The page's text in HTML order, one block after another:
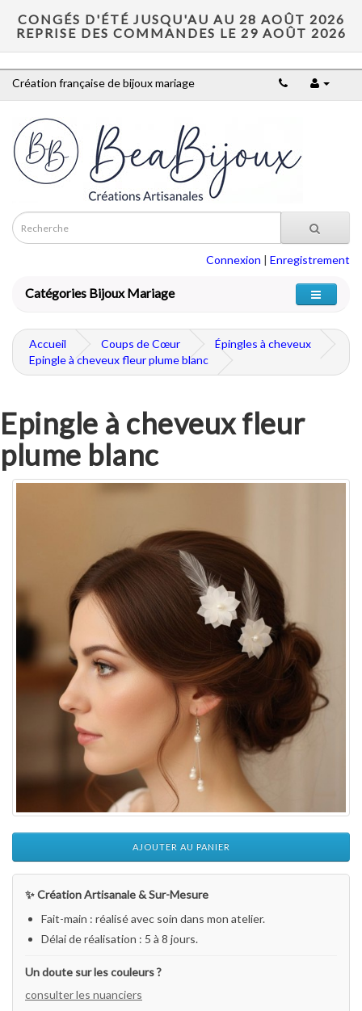
CONGÉS D'ÉTÉ JUSQU'AU AU 28 AOÛT 2026
REPRISE DES COMMANDES LE 29 AOÛT 2026
Création française de bijoux mariage
Connexion | Enregistrement
Catégories Bijoux Mariage
Accueil Coups de Cœur
Épingles à cheveux
Epingle à cheveux fleur plume blanc
Epingle à cheveux fleur
plume blanc
AJOUTER AU PANIER
✨ Création Artisanale & Sur-Mesure
Fait-main : réalisé avec soin dans mon atelier.
Délai de réalisation : 5 à 8 jours.
Un doute sur les couleurs ?
consulter les nuanciers